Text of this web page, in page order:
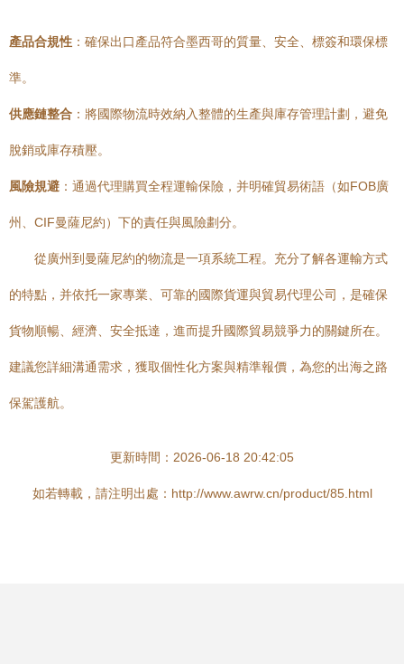
產品合規性 ：確保出口產品符合墨西哥的質量、安全、標簽和環保標
準。
供應鏈整合 ：將國際物流時效納入整體的生產與庫存管理計劃，避免
脫銷或庫存積壓。
風險規避 ：通過代理購買全程運輸保險，并明確貿易術語（如FOB廣
州、CIF曼薩尼約）下的責任與風險劃分。
從廣州到曼薩尼約的物流是一項系統工程。充分了解各運輸方式
的特點，并依托一家專業、可靠的國際貨運與貿易代理公司，是確保
貨物順暢、經濟、安全抵達，進而提升國際貿易競爭力的關鍵所在。
建議您詳細溝通需求，獲取個性化方案與精準報價，為您的出海之路
保駕護航。
更新時間：2026-06-18 20:42:05
如若轉載，請注明出處：http://www.awrw.cn/product/85.html